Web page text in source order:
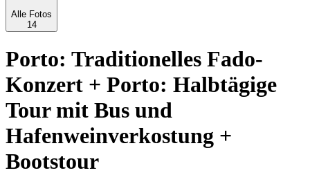
Alle Fotos
14
Porto: Traditionelles Fado-
Konzert + Porto: Halbtägige
Tour mit Bus und
Hafenweinverkostung +
Bootstour